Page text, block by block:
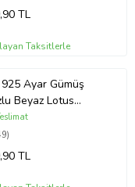
,90 TL
Taksitlerle
Ayar Gümüş
Beyaz Lotus
,90 TL